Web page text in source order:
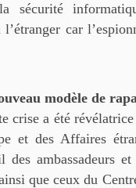
sécurité
car
modèle de
crise a été
et des Affaires
ambassadeurs
que ceux du